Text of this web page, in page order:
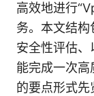
高效地进行
务。本文结
安全性评估
能完成一次
的要点形式先